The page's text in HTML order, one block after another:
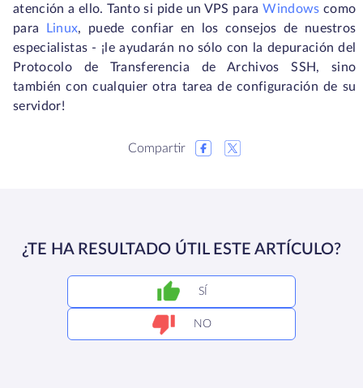
atención a ello. Tanto si pide un VPS paraWindows como
para
Linux, puede confiar en los consejos de nuestros
especialistas - ¡le ayudarán no sólo con la depuración del
Protocolo de Transferencia de Archivos SSH, sino
también con cualquier otra tarea de configuración de su
servidor!
Compartir
¿TE HA RESULTADO ÚTIL ESTE ARTÍCULO?
SÍ
NO